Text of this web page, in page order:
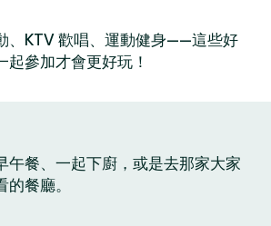
、KTV 歡唱、運動健身——這些好
起參加才會更好玩！
午餐、一起下廚，或是去那家大家
餐廳。